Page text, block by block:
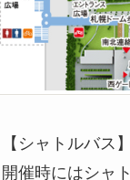
【シャトルバス】
催時にはシャ